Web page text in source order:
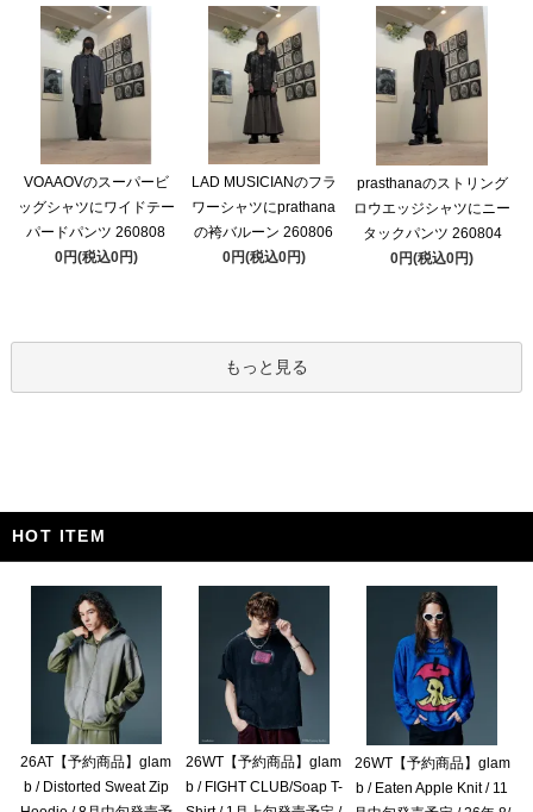
VOAAOVのスーパービ
ッグシャツにワイドテー
パードパンツ 260808
0円(税込0円)
LAD MUSICIANのフラ
ワーシャツにprathana
の袴バルーン 260806
0円(税込0円)
prasthanaのストリング
ロウエッジシャツにニー
タックパンツ 260804
0円(税込0円)
もっと見る
HOT ITEM
26AT【予約商品】glam
b / Distorted Sweat Zip
26WT【予約商品】glam
b / FIGHT CLUB/Soap T-
26WT【予約商品】glam
b / Eaten Apple Knit / 11